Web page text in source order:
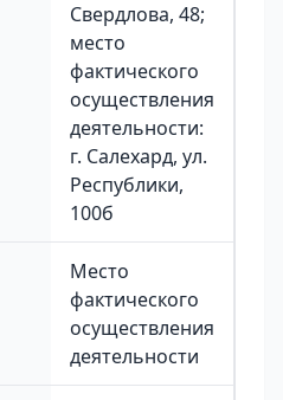
Свердлова, 48;
место
фактического
осуществления
деятельности:
г. Салехард, ул.
Республики,
100б
Место
фактического
осуществления
деятельности